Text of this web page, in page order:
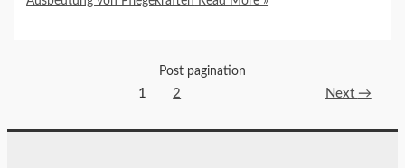
Post pagination
1 2 Next →